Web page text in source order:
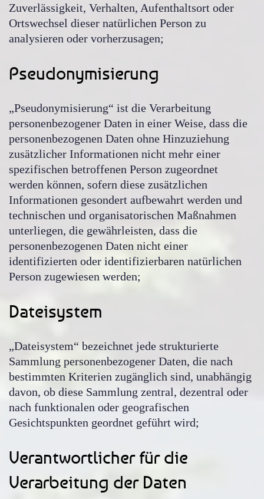
Zuverlässigkeit, Verhalten, Aufenthaltsort oder
Ortswechsel dieser natürlichen Person zu
analysieren oder vorherzusagen;
Pseudonymisierung
„Pseudonymisierung“ ist die Verarbeitung
personenbezogener Daten in einer Weise, dass die
personenbezogenen Daten ohne Hinzuziehung
zusätzlicher Informationen nicht mehr einer
spezifischen betroffenen Person zugeordnet
werden können, sofern diese zusätzlichen
Informationen gesondert aufbewahrt werden und
technischen und organisatorischen Maßnahmen
unterliegen, die gewährleisten, dass die
personenbezogenen Daten nicht einer
identifizierten oder identifizierbaren natürlichen
Person zugewiesen werden;
Dateisystem
„Dateisystem“ bezeichnet jede strukturierte
Sammlung personenbezogener Daten, die nach
bestimmten Kriterien zugänglich sind, unabhängig
davon, ob diese Sammlung zentral, dezentral oder
nach funktionalen oder geografischen
Gesichtspunkten geordnet geführt wird;
Verantwortlicher für die
Verarbeitung der Daten